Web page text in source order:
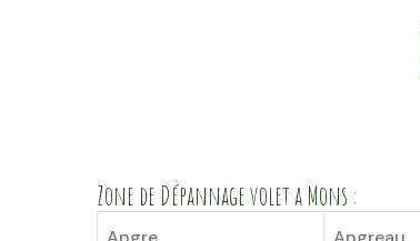
Zone de Dépannage volet a Mons :